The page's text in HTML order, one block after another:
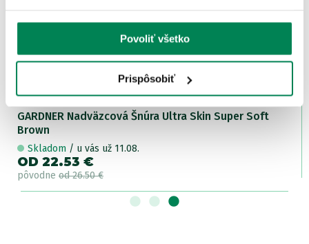
Povoliť všetko
Prispôsobiť
GARDNER Nadväzcová Šnúra Ultra Skin Super Soft
Brown
Skladom / u vás už 11.08.
OD 22.53 €
pôvodne od 26.50 €